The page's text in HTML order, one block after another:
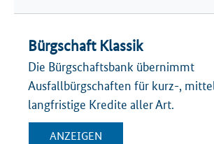
Bürgschaft Klassik
Die Bürgschaftsbank übernimmt
Ausfallbürgschaften für kurz-,
langfristige Kredite aller Art.
ANZEIGEN